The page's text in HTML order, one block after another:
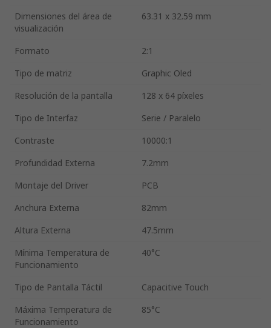
Dimensiones del área de
visualización
63.31 x 32.59 mm
Formato
2:1
Tipo de matriz
Graphic Oled
Resolución de la pantalla
128 x 64 píxeles
Tipo de Interfaz
Serie / Paralelo
Contraste
10000:1
Profundidad Externa
7.2mm
Montaje del Driver
PCB
Anchura Externa
82mm
Altura Externa
47.5mm
Mínima Temperatura de
Funcionamiento
40°C
Tipo de Pantalla Táctil
Capacitive Touch
Máxima Temperatura de
Funcionamiento
85°C